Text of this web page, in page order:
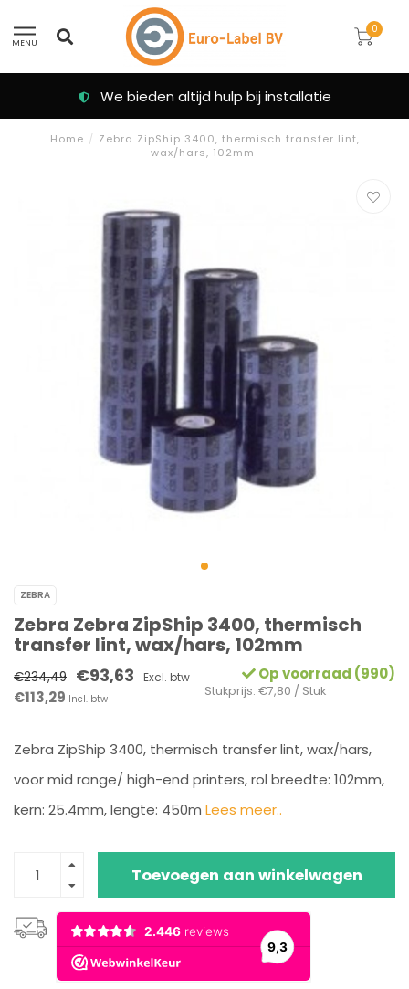
MENU
0
We bieden altijd hulp bij installatie
Home / Zebra ZipShip 3400, thermisch transfer lint,
wax/hars, 102mm
ZEBRA
Zebra Zebra ZipShip 3400, thermisch
transfer lint, wax/hars, 102mm
€234,49 €93,63 Excl. btw
€113,29 Incl. btw
Op voorraad (990)
Stukprijs: €7,80 / Stuk
Zebra ZipShip 3400, thermisch transfer lint, wax/hars,
voor mid range/ high-end printers, rol breedte: 102mm,
kern: 25.4mm, lengte: 450m Lees meer..
Toevoegen aan winkelwagen